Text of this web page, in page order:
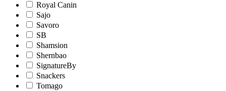
Royal Canin
Sajo
Savoro
SB
Shamsion
Shernbao
SignatureBy
Snackers
Tomago